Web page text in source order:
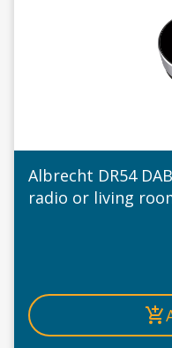
Albrecht DR54
radio or living